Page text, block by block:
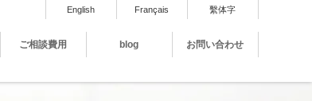
English Français 繫体字
ご相談費用 blog お問い合わせ